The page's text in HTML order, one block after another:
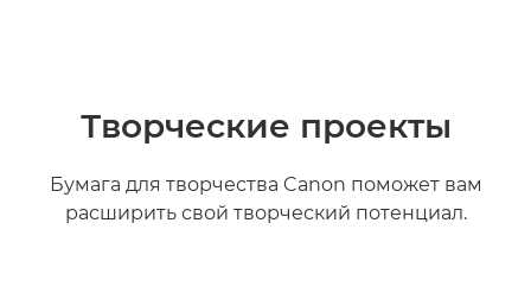
Творческие проекты
Бумага для творчества Canon поможет вам
расширить свой творческий потенциал.